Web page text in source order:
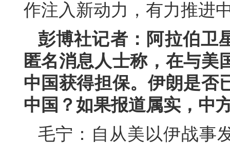
作注入新动力，有力推进
彭博社记者：阿拉伯卫
匿名消息人士称，在与美
中国获得担保。伊朗是否
中国？如果报道属实，中
毛宁：自从美以伊战事